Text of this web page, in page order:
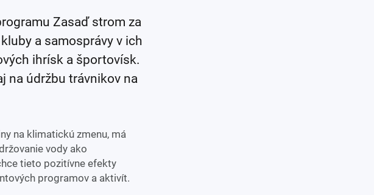
Zasaď strom za
a samosprávy v ich
ihrísk a športovísk.
na údržbu trávnikov na
na klimatickú zmenu, má
vody ako
tieto pozitívne efekty
programov a aktivít.